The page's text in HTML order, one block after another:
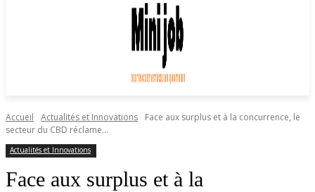
Accueil Actualités et Innovations
Face aux surplus et à la concurrence, le
secteur du CBD réclame...
Actualités et Innovations
Face aux surplus et à la